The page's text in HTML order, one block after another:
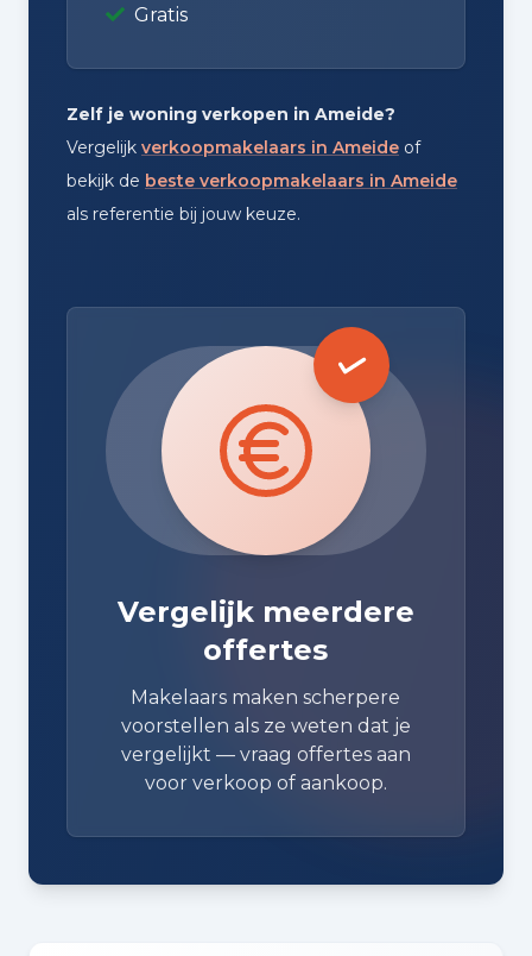
Gratis
Zelf je woning verkopen in Ameide?
Vergelijk verkoopmakelaars in Ameide of
bekijk de beste verkoopmakelaars in Ameide
als referentie bij jouw keuze.
Vergelijk meerdere
offertes
Makelaars maken scherpere
voorstellen als ze weten dat je
vergelijkt — vraag offertes aan
voor verkoop of aankoop.